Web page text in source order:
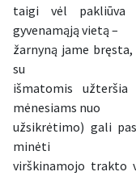
taigi vėl pakliūva
gyvenamąją vietą –
žarnyną jame
su
išmatomis
mėnesiams nuo
užsikrėtimo) gali
minėti
virškinamojo trakto